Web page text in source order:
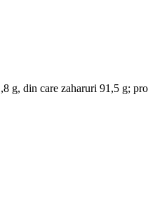
g, din care zaharuri 91,5 g;